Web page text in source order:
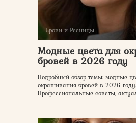
Брови и Ресницы
Модные цвета для
бровей в 2026 году
Подробный обзор темы: модные
окрашивания бровей в 2026 году.
Профессиональные советы,